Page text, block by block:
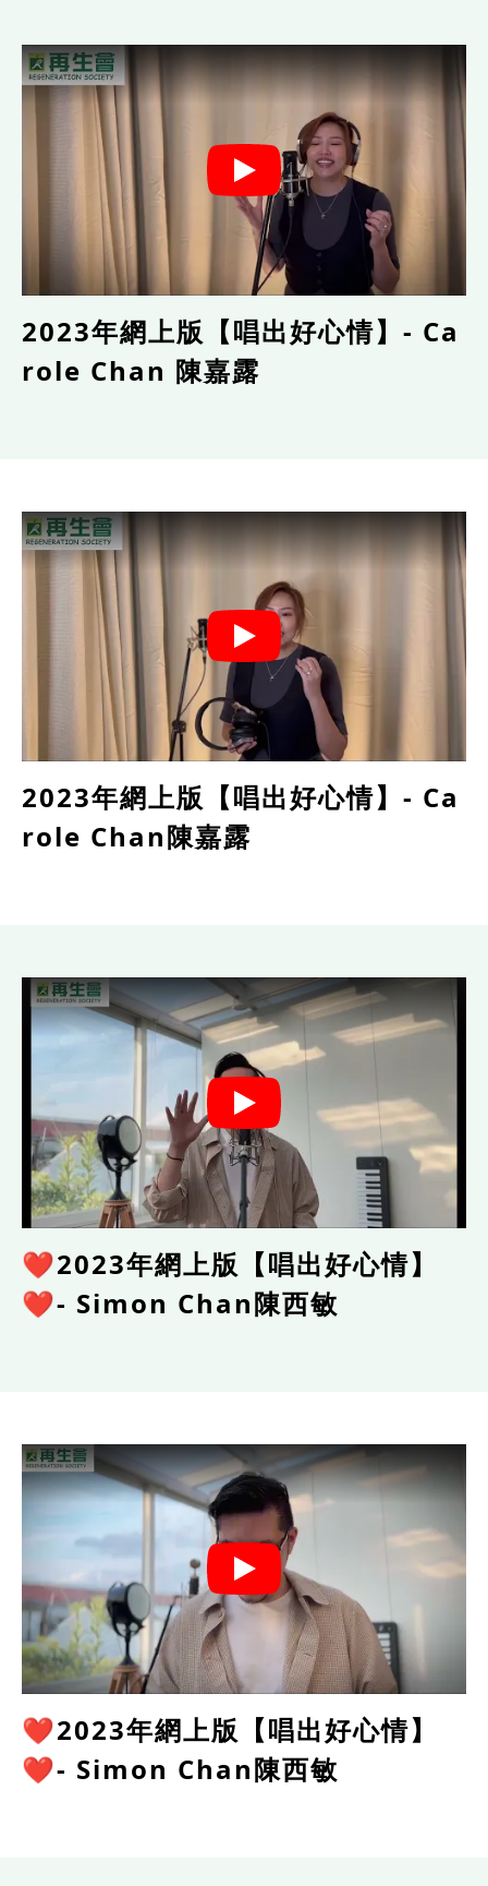
2023年網上版【唱出好心情】- Ca
role Chan 陳嘉露
2023年網上版【唱出好心情】- Ca
role Chan陳嘉露
❤️2023年網上版【唱出好心情】
❤️- Simon Chan陳西敏
❤️2023年網上版【唱出好心情】
❤️- Simon Chan陳西敏